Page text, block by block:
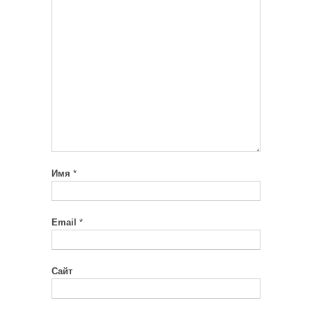
Имя *
Email *
Сайт